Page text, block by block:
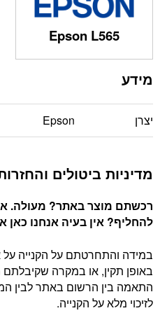
Epson L565
מידע
יצרן Epson
מדיניות ביטולים
רכשתם מוצר באתר? מעולה.
להחליף? אין בעיה אנחנו כאן
במידה והתחרטתם על הקנייה
באופן תקין, או במקרה שקיבלתם
התאמה בין הרשום באתר לבין
לזיכוי מלא על הקנייה.